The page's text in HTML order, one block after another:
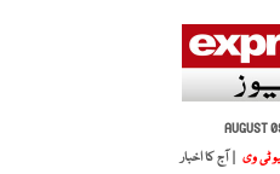
AUGUST
ٹی وی | آج کا اخبار